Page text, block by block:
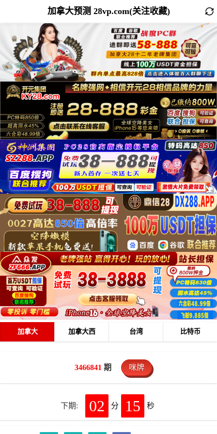
加拿大预测 28vp.com(关注收藏)
加拿大 加拿大西 台湾 比特币
3466841 期 咪牌
下期: 02 分 15 秒